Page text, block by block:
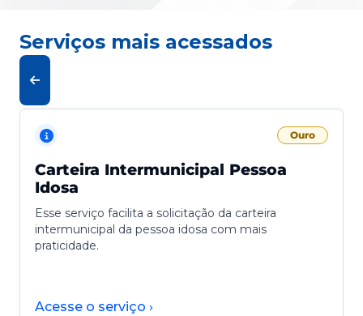
Serviços mais acessados
Ouro
Carteira Intermunicipal Pessoa
Idosa
Esse serviço facilita a solicitação da carteira
intermunicipal da pessoa idosa com mais
praticidade.
Acesse o serviço ›